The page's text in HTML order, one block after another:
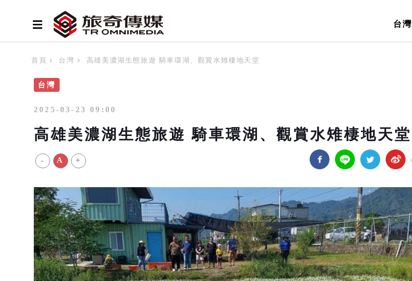
台灣
首頁 台灣 高雄美濃湖生態旅遊 騎車環湖、觀賞水雉棲地天堂
台灣
2025-03-23 09:00
高雄美濃湖生態旅遊 騎車環湖、觀賞水雉棲地天堂
- A +